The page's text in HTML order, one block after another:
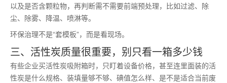
以及是否含颗粒物，再判断需不需要前端预处理，比如过滤、除
尘、除雾、降温、喷淋等。
环保治理不是“套模板”，而是看现场。
三、活性炭质量很重要，别只看一箱多少钱
有些企业买活性炭吸附箱时，只盯着设备价格，甚至连里面装的活
性炭是什么规格、装填量够不够、碘值怎么样、是不是适合当前废